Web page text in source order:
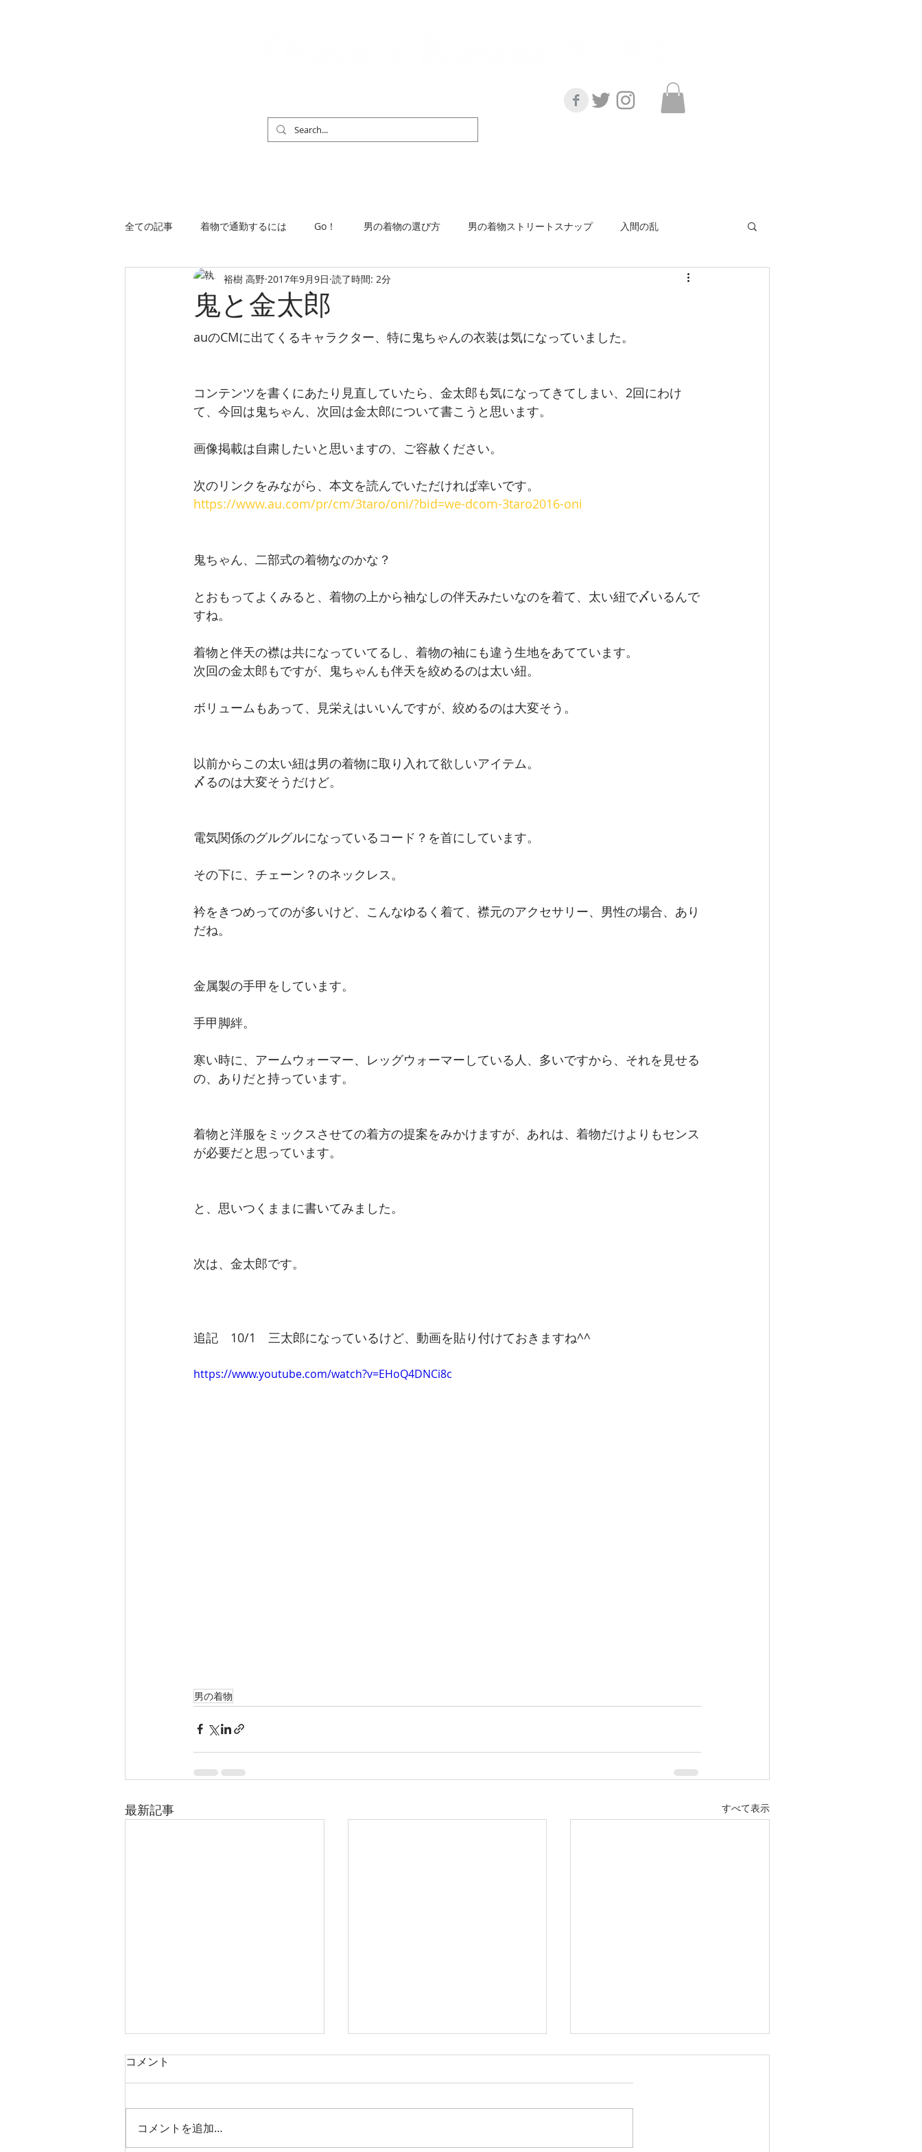
全ての記事 着物で通勤するには Go！ 男の着物の選び方 男の着物ストリートスナップ 入間の乱
鬼と金太郎
裕樹 高野 2017年9月9日 読了時間: 2分
auのCMに出てくるキャラクター、特に鬼ちゃんの衣装は気になっていました。
コンテンツを書くにあたり見直していたら、金太郎も気になってきてしまい、2回にわけ
て、今回は鬼ちゃん、次回は金太郎について書こうと思います。
画像掲載は自粛したいと思いますの、ご容赦ください。
次のリンクをみながら、本文を読んでいただければ幸いです。
https://www.au.com/pr/cm/3taro/oni/?bid=we-dcom-3taro2016-oni
鬼ちゃん、二部式の着物なのかな？
とおもってよくみると、着物の上から袖なしの伴天みたいなのを着て、太い紐で〆いるんで
すね。
着物と伴天の襟は共になっていてるし、着物の袖にも違う生地をあてています。
次回の金太郎もですが、鬼ちゃんも伴天を絞めるのは太い紐。
ボリュームもあって、見栄えはいいんですが、絞めるのは大変そう。
以前からこの太い紐は男の着物に取り入れて欲しいアイテム。
〆るのは大変そうだけど。
電気関係のグルグルになっているコード？を首にしています。
その下に、チェーン？のネックレス。
衿をきつめってのが多いけど、こんなゆるく着て、襟元のアクセサリー、男性の場合、あり
だね。
金属製の手甲をしています。
手甲脚絆。
寒い時に、アームウォーマー、レッグウォーマーしている人、多いですから、それを見せる
の、ありだと持っています。
着物と洋服をミックスさせての着方の提案をみかけますが、あれは、着物だけよりもセンス
が必要だと思っています。
と、思いつくままに書いてみました。
次は、金太郎です。
追記　10/1　三太郎になっているけど、動画を貼り付けておきますね^^
https://www.youtube.com/watch?v=EHoQ4DNCi8c
男の着物
最新記事 すべて表示
コメント
コメントを追加…